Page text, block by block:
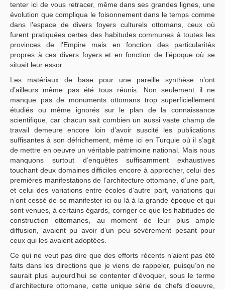
tenter ici de vous retracer, même dans ses grandes lignes, une
évolution que compliqua le foisonnement dans le temps comme
dans l’espace de divers foyers culturels ottomans, ceux où
furent pratiquées certes des habitudes communes à toutes les
provinces de l’Empire mais en fonction des particularités
propres à ces divers foyers et en fonction de l’époque où se
situait leur essor.
Les matériaux de base pour une pareille synthèse n’ont
d’ailleurs même pas été tous réunis. Non seulement il ne
manque pas de monuments ottomans trop superficiellement
étudiés ou même ignorés sur le plan de la connaissance
scientifique, car chacun sait combien un aussi vaste champ de
travail demeure encore loin d’avoir suscité les publications
suffisantes à son défrichement, même ici en Turquie où il s’agit
de mettre en oeuvre un véritable patrimoine national. Mais nous
manquons surtout d’enquêtes suffisamment exhaustives
touchant deux domaines difficiles encore à approcher, celui des
premières manifestations de l’architecture ottomane, d’une part,
et celui des variations entre écoles d’autre part, variations qui
n’ont cessé de se manifester ici ou là à la grande époque et qui
sont venues, à certains égards, corriger ce que les habitudes de
construction ottomanes, au moment de leur plus ample
diffusion, avaient pu avoir d’un peu sévèrement pesant pour
ceux qui les avaient adoptées.
Ce qui ne veut pas dire que des efforts récents n’aient pas été
faits dans les directions que je viens de rappeler, puisqu’on ne
saurait plus aujourd’hui se contenter d’évoquer, sous le terme
d’architecture ottomane, cette unique série de chefs d’oeuvre,